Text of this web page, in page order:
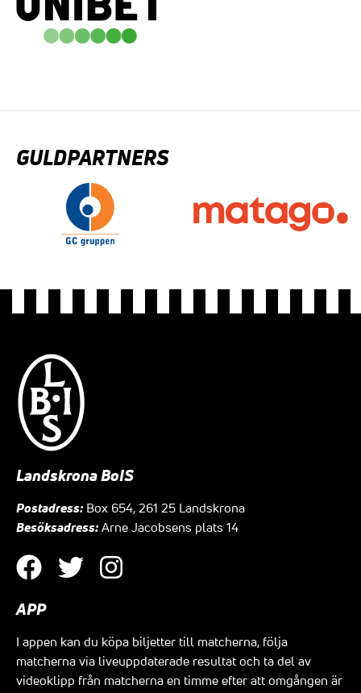
GULDPARTNERS
Landskrona BoIS
Postadress: Box 654, 261 25 Landskrona
Besöksadress: Arne Jacobsens plats 14
APP
I appen kan du köpa biljetter till matcherna, följa
matcherna via liveuppdaterade resultat och ta del av
videoklipp från matcherna en timme efter att omgången är